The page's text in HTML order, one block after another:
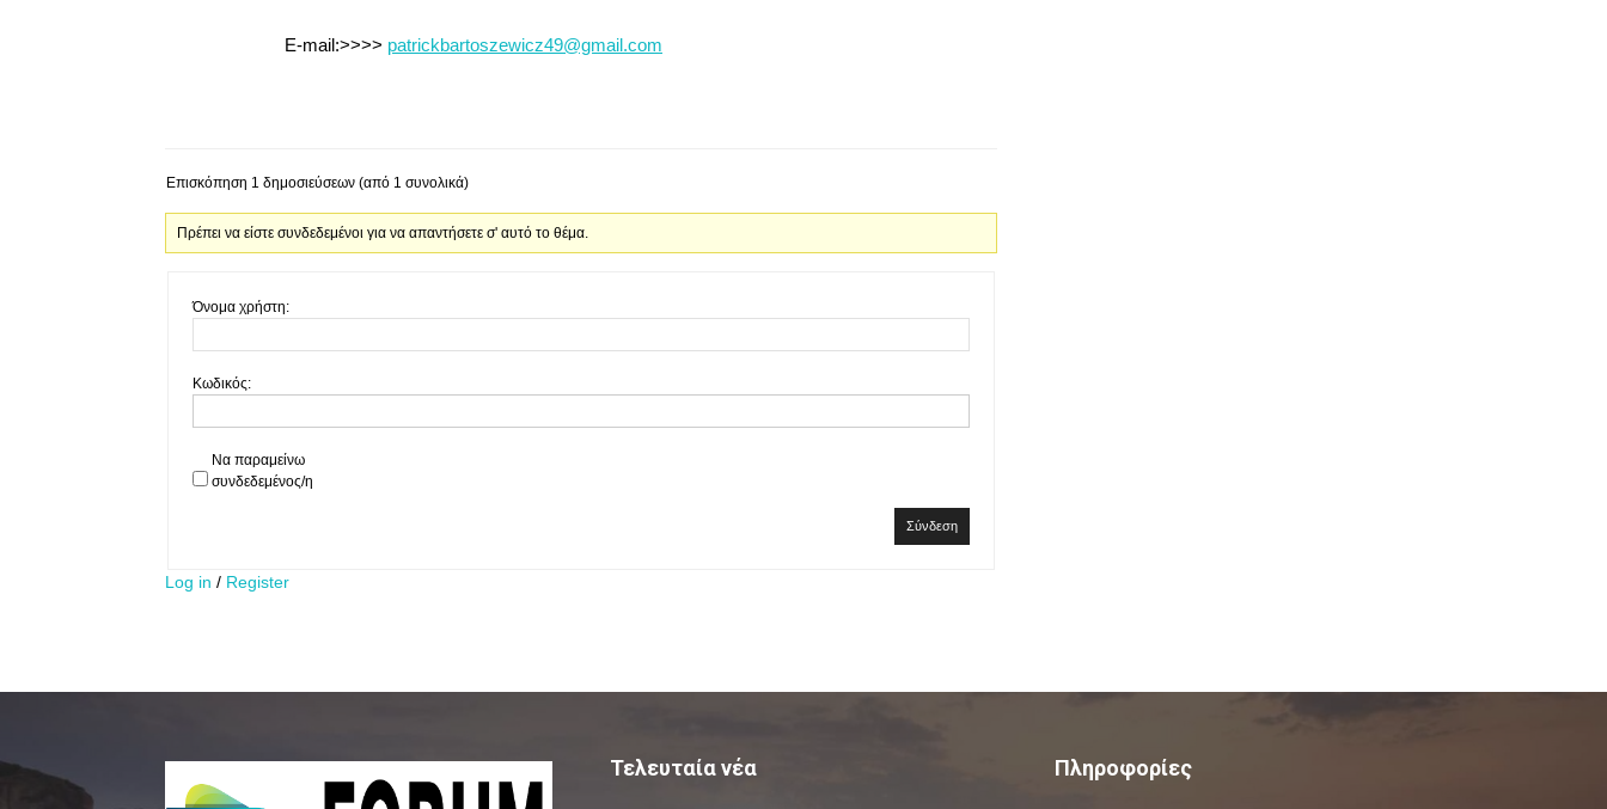
E-mail:>>>> patrickbartoszewicz49@gmail.com
Επισκόπηση 1 δημοσιεύσεων (από 1 συνολικά)
Πρέπει να είστε συνδεδεμένοι για να απαντήσετε σ' αυτό το θέμα.
Όνομα χρήστη:
Κωδικός:
Να παραμείνω
συνδεδεμένος/η
Σύνδεση
Log in / Register
Τελευταία νέα Πληροφορίες